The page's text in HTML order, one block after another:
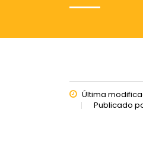
Última
Publicado